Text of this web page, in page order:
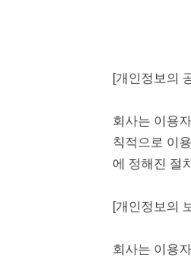
[개인정보의
회사는 이용
칙적으로 이
에 정해진 절
[개인정보의
회사는 이용